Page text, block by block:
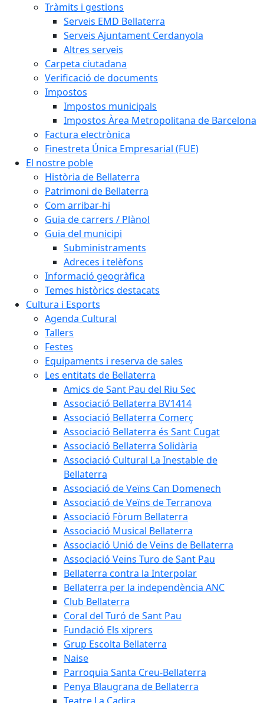
Tràmits i gestions
Serveis EMD Bellaterra
Serveis Ajuntament Cerdanyola
Altres serveis
Carpeta ciutadana
Verificació de documents
Impostos
Impostos municipals
Impostos Àrea Metropolitana de Barcelona
Factura electrònica
Finestreta Única Empresarial (FUE)
El nostre poble
Història de Bellaterra
Patrimoni de Bellaterra
Com arribar-hi
Guia de carrers / Plànol
Guia del municipi
Subministraments
Adreces i telèfons
Informació geogràfica
Temes històrics destacats
Cultura i Esports
Agenda Cultural
Tallers
Festes
Equipaments i reserva de sales
Les entitats de Bellaterra
Amics de Sant Pau del Riu Sec
Associació Bellaterra BV1414
Associació Bellaterra Comerç
Associació Bellaterra és Sant Cugat
Associació Bellaterra Solidària
Associació Cultural La Inestable de
Bellaterra
Associació de Veïns Can Domenech
Associació de Veïns de Terranova
Associació Fòrum Bellaterra
Associació Musical Bellaterra
Associació Unió de Veïns de Bellaterra
Associació Veïns Turo de Sant Pau
Bellaterra contra la Interpolar
Bellaterra per la independència ANC
Club Bellaterra
Coral del Turó de Sant Pau
Fundació Els xiprers
Grup Escolta Bellaterra
Naise
Parroquia Santa Creu-Bellaterra
Penya Blaugrana de Bellaterra